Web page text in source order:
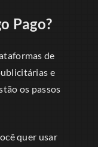
Pago?
de
e
os passos
quer usar